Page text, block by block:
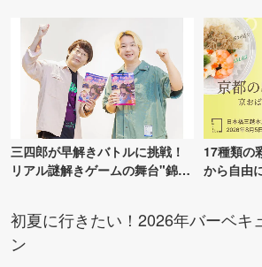
三四郎が早解きバトルに挑戦！
リアル謎解きゲームの舞台"錦糸
17種類の
から自由
初夏に行きたい！2026年バーベキ
ン